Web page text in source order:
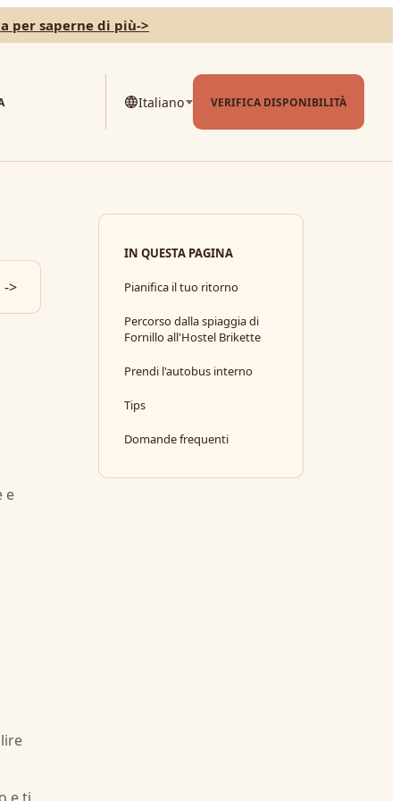
per saperne di più->
Italiano VERIFICA DISPONIBILITÀ
->
e
IN QUESTA PAGINA
Pianifica il tuo ritorno
Percorso dalla spiaggia di
Fornillo all'Hostel Brikette
Prendi l'autobus interno
Tips
Domande frequenti